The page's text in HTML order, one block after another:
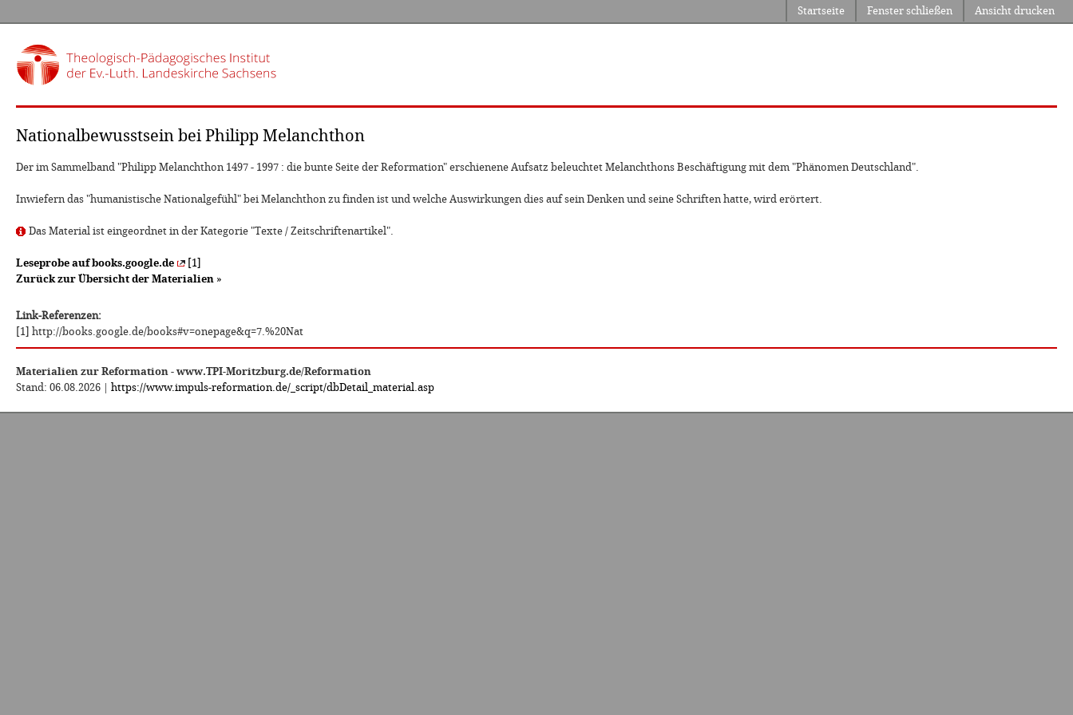
Ansicht drucken
Fenster schließen
Startseite
Nationalbewusstsein bei Philipp Melanchthon
Der im Sammelband "Philipp Melanchthon 1497 - 1997 : die bunte Seite der Reformation" erschienene Aufsatz beleuchtet Melanchthons Beschäftigung mit dem "Phänomen Deutschland".
Inwiefern das "humanistische Nationalgefühl" bei Melanchthon zu finden ist und welche Auswirkungen dies auf sein Denken und seine Schriften hatte, wird erörtert.
Das Material ist eingeordnet in der Kategorie "Texte / Zeitschriftenartikel".
Leseprobe auf books.google.de
[1]
Zurück zur Übersicht der Materialien »
Link-Referenzen:
[1] http://books.google.de/books#v=onepage&q=7.%20Nat
Materialien zur Reformation - www.TPI-Moritzburg.de/Reformation
Stand: 06.08.2026 | https://www.impuls-reformation.de/_script/dbDetail_material.asp